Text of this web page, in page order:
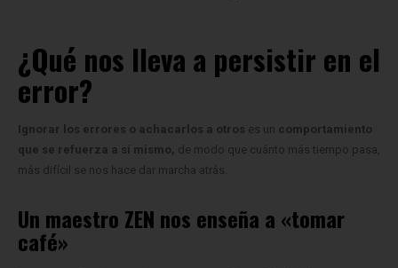
¿Qué nos lleva a persistir en el
error?
Ignorar los errores o achacarlos a otros es un comportamiento
que se refuerza a sí mismo, de modo que cuánto más tiempo pasa,
más difícil se nos hace dar marcha atrás.
Un maestro ZEN nos enseña a «tomar
café»